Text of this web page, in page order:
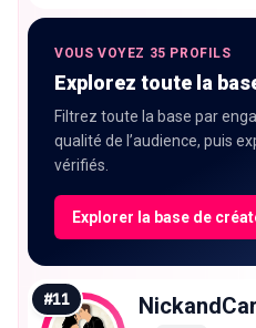
VOUS VOYEZ 35 PROFILS
Explorez toute la
Filtrez toute la base par
qualité de l’audience, puis
vérifiés.
Explorer la base de
#11